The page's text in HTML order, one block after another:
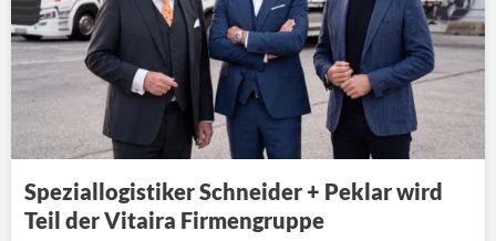
Speziallogistiker Schneider + Peklar wird
Teil der Vitaira Firmengruppe